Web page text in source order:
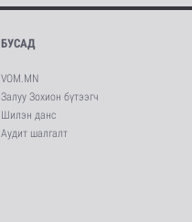
БУСАД
VOM.MN
Залуу Зохион бүтээгч
Шилэн данс
Аудит шалгалт